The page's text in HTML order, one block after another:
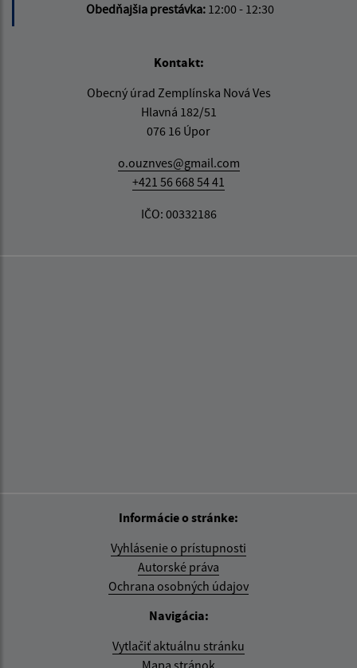
Obedňajšia prestávka: 12:00 - 12:30
Kontakt:
Obecný úrad Zemplínska Nová Ves
Hlavná 182/51
076 16 Úpor
o.ouznves@gmail.com
+421 56 668 54 41
IČO: 00332186
Informácie o stránke:
Vyhlásenie o prístupnosti
Autorské práva
Ochrana osobných údajov
Navigácia:
Vytlačiť aktuálnu stránku
Mapa stránok